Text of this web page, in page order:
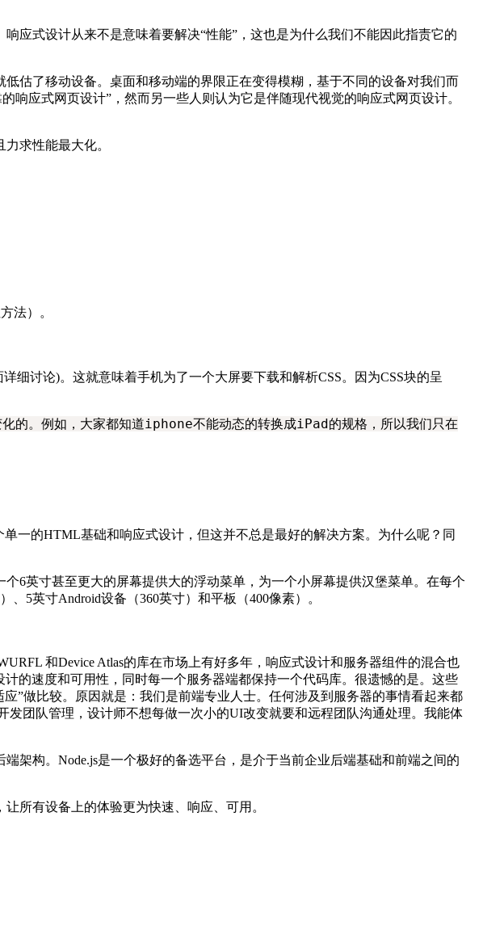
应式设计从来不是意味着要解决“性能”，这也是为什么我们不能因此指责它的
估了移动设备。桌面和移动端的界限正在变得模糊，基于不同的设备对我们而
应式网页设计”，然而另一些人则认为它是伴随现代视觉的响应式网页设计。
求性能最大化。
法）。
详细讨论)。这就意味着手机为了一个大屏要下载和解析CSS。因为CSS块的呈
化的。例如，大家都知道iphone不能动态的转换成iPad的规格，所以我们只在
单一的HTML基础和响应式设计，但这并不总是最好的解决方案。为什么呢？同
个6英寸甚至更大的屏幕提供大的浮动菜单，为一个小屏幕提供汉堡菜单。在每个
、 5英寸Android设备（360英寸）和平板（400像素）。
和Device Atlas的库在市场上有好多年，响应式设计和服务器组件的混合也
的速度和可用性，同时每一个服务器端都保持一个代码库。很遗憾的是。这些
应”做比较。原因就是：我们是前端专业人士。任何涉及到服务器的事情看起来都
发团队管理，设计师不想每做一次小的UI改变就要和远程团队沟通处理。我能体
架构。 Node.js是一个极好的备选平台，是介于当前企业后端基础和前端之间的
所有设备上的体验更为快速、响应、可用。